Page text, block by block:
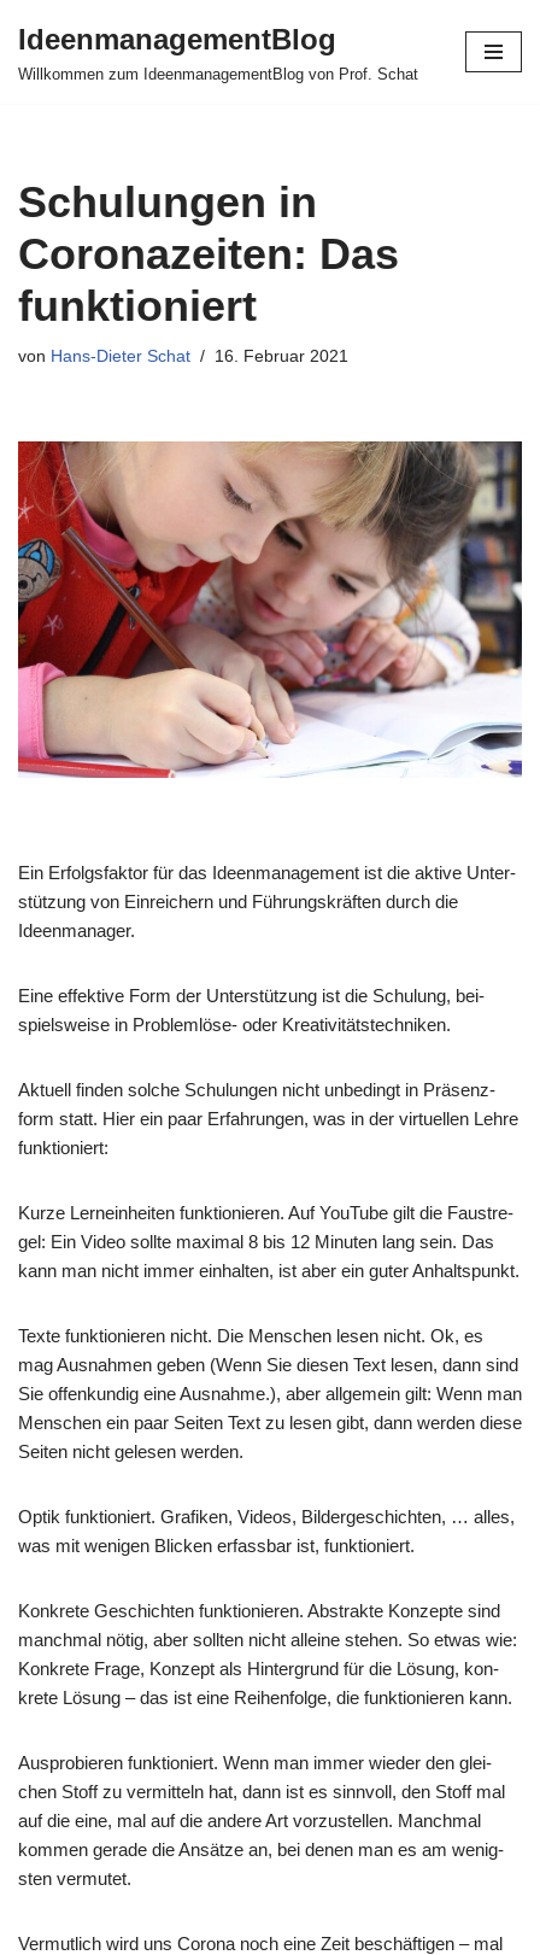
Zum
IdeenmanagementBlog
Willkommen zum IdeenmanagementBlog von Prof. Schat
Schulungen in
Coronazeiten: Das
funktioniert
von Hans-Dieter Schat 16. Februar 2021
Ein Erfolgs­fak­tor für das Ideen­ma­nage­ment ist die akti­ve Unter­
stüt­zung von Ein­rei­chern und Füh­rungs­kräf­ten durch die
Ideenmanager.
Eine effek­ti­ve Form der Unter­stüt­zung ist die Schu­lung, bei­
spiels­wei­se in Pro­blem­lö­se- oder Kreativitätstechniken.
Aktu­ell fin­den sol­che Schu­lun­gen nicht unbe­dingt in Prä­senz­
form statt. Hier ein paar Erfah­run­gen, was in der vir­tu­el­len Leh­re
funktioniert:
Kur­ze Lern­ein­hei­ten funk­tio­nie­ren. Auf You­Tube gilt die Faust­re­
gel: Ein Video soll­te maxi­mal 8 bis 12 Minu­ten lang sein. Das
kann man nicht immer ein­hal­ten, ist aber ein guter Anhaltspunkt.
Tex­te funk­tio­nie­ren nicht. Die Men­schen lesen nicht. Ok, es
mag Aus­nah­men geben (Wenn Sie die­sen Text lesen, dann sind
Sie offen­kun­dig eine Aus­nah­me.), aber all­ge­mein gilt: Wenn man
Men­schen ein paar Sei­ten Text zu lesen gibt, dann wer­den die­se
Sei­ten nicht gele­sen werden.
Optik funk­tio­niert. Gra­fi­ken, Vide­os, Bil­der­ge­schich­ten, … alles,
was mit weni­gen Blicken erfass­bar ist, funktioniert.
Kon­kre­te Geschich­ten funk­tio­nie­ren. Abstrak­te Kon­zep­te sind
manch­mal nötig, aber soll­ten nicht allei­ne ste­hen. So etwas wie:
Kon­kre­te Fra­ge, Kon­zept als Hin­ter­grund für die Lösung, kon­
kre­te Lösung – das ist eine Rei­hen­fol­ge, die funk­tio­nie­ren kann.
Aus­pro­bie­ren funk­tio­niert. Wenn man immer wie­der den glei­
chen Stoff zu ver­mit­teln hat, dann ist es sinn­voll, den Stoff mal
auf die eine, mal auf die ande­re Art vor­zu­stel­len. Manch­mal
kom­men gera­de die Ansät­ze an, bei denen man es am wenig­
sten vermutet.
Ver­mut­lich wird uns Coro­na noch eine Zeit beschäf­ti­gen – mal